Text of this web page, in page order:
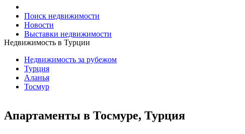
Поиск недвижимости
Новости
Выставки недвижимости
Недвижимость в Турции
Недвижимость за рубежом
Турция
Аланья
Тосмур
Апартаменты в Тосмуре, Турция